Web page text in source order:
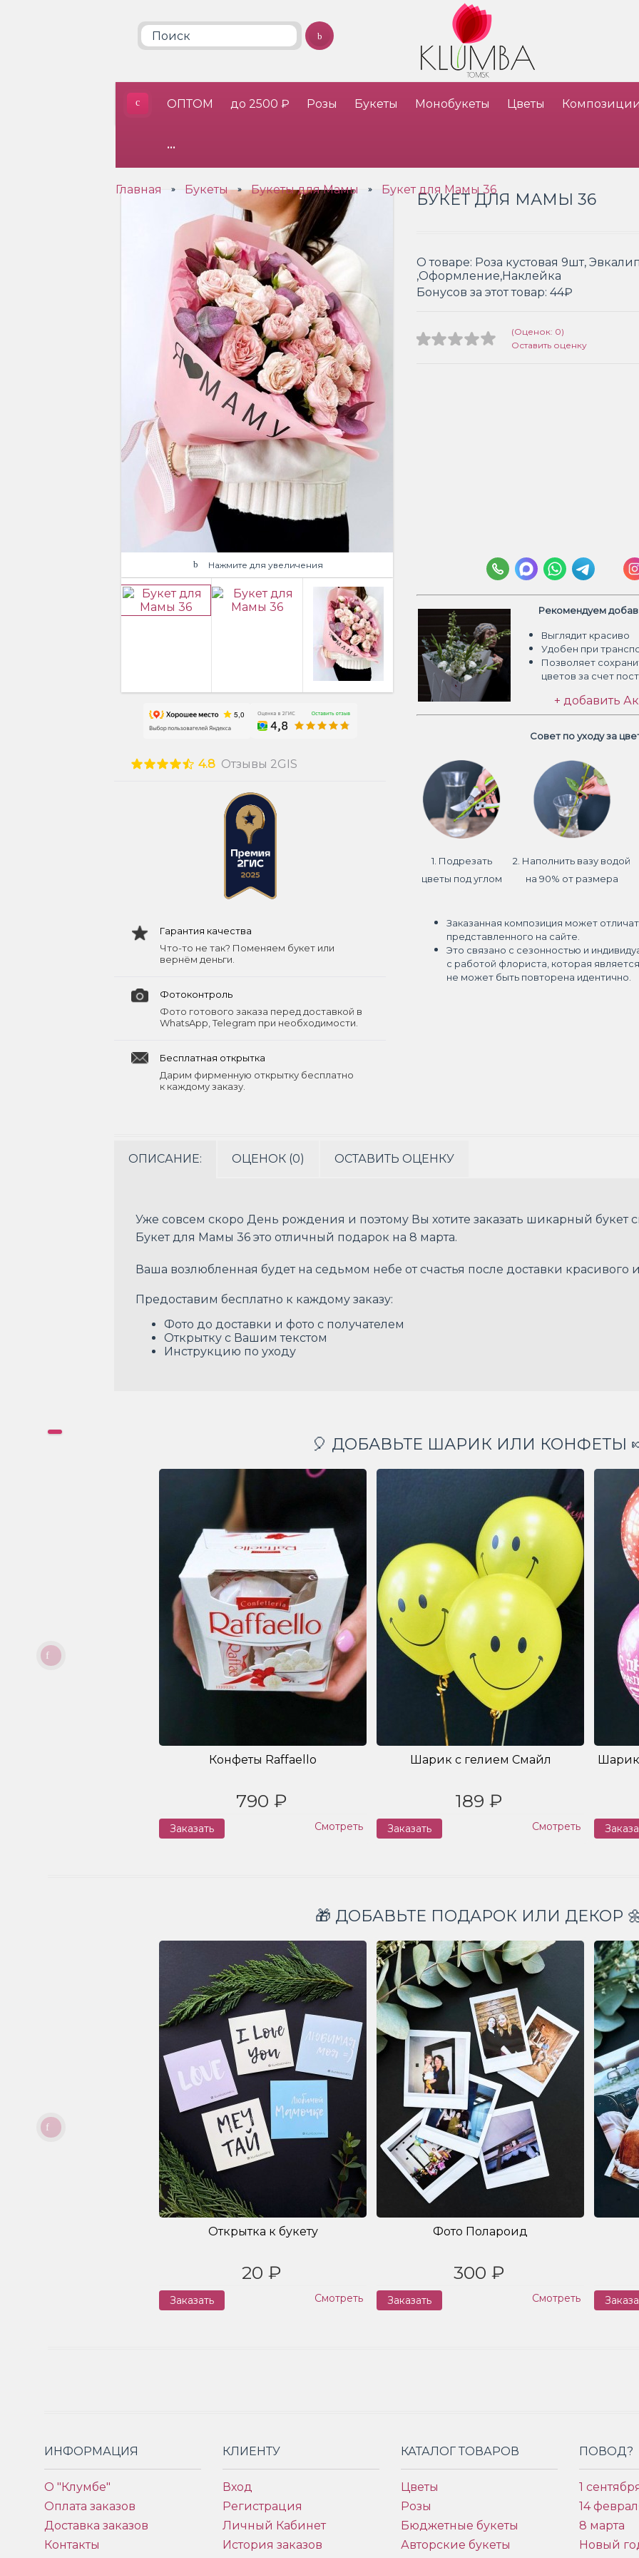
ОПТОМ до 2500 ₽ Розы Букеты Монобукеты Цветы
•••
Главная » Букеты » Букеты для Мамы » Букет для Мамы 36
Нажмите для увеличения
4.8 Отзывы 2GIS
Гарантия качества
Что-то не так? Поменяем букет или
вернём деньги.
Фотоконтроль
Фото готового заказа перед доставкой в
WhatsApp, Telegram при необходимости.
Бесплатная открытка
Дарим фирменную открытку бесплатно
к каждому заказу.
БУКЕТ ДЛЯ МАМЫ 36
О товаре: Роза кустовая 9шт,
,Оформление,Наклейка
Бонусов за этот товар: 44₽
(Оценок: 0)
Оставить оценку
Рекомендуем
Выглядит красиво
Удобен при
Позволяет
цветов за счет
+ добавить
Совет по уходу за
1. Подрезать
цветы под углом
2. Наполнить вазу водой
на 90% от размера
Заказанная композиция может
представленного на сайте.
Это связано с сезонностью и
с работой флориста, которая
не может быть повторена идентично.
ОПИСАНИЕ: ОЦЕНОК (0) ОСТАВИТЬ ОЦЕНКУ
Уже совсем скоро День рождения и поэтому Вы хотите заказать шикарный букет
Букет для Мамы 36 это отличный подарок на 8 марта.
Ваша возлюбленная будет на седьмом небе от счастья после доставки красивого
Предоставим бесплатно к каждому заказу:
Фото до доставки и фото с получателем
Открытку с Вашим текстом
Инструкцию по уходу
🎈 ДОБАВЬТЕ ШАРИК ИЛИ КОНФЕТЫ
Конфеты Raffaello
790 ₽
Заказать Смотреть
Шарик с гелием Смайл
189 ₽
Заказать Смотреть
🎁 ДОБАВЬТЕ ПОДАРОК ИЛИ ДЕКОР
Открытка к букету
20 ₽
Заказать Смотреть
Фото Полароид
300 ₽
Заказать Смотреть
ИНФОРМАЦИЯ
О "Клумбе"
Оплата заказов
Доставка заказов
Контакты
КЛИЕНТУ
Вход
Регистрация
Личный Кабинет
История заказов
КАТАЛОГ ТОВАРОВ
Цветы
Розы
Бюджетные букеты
Авторские букеты
ПОВОД?
1
14
8 марта
Новый